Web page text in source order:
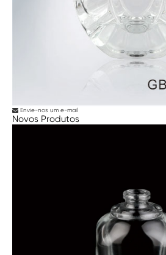
Envie-nos um e-mail
Novos Produtos